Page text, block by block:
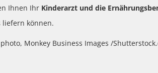
Ihnen Ihr Kinderarzt und die
liefern können.
Monkey Business Images /